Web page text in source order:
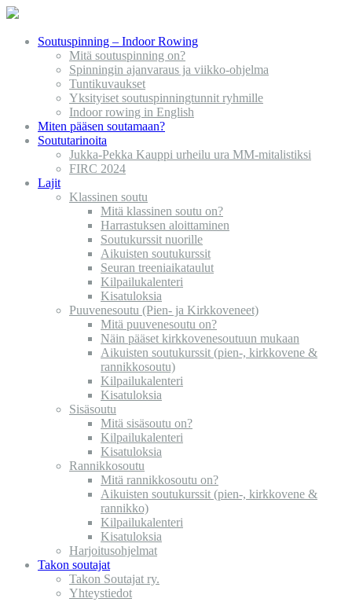
Soutuspinning – Indoor Rowing
Mitä soutuspinning on?
Spinningin ajanvaraus ja viikko-ohjelma
Tuntikuvaukset
Yksityiset soutuspinningtunnit ryhmille
Indoor rowing in English
Miten pääsen soutamaan?
Soututarinoita
Jukka-Pekka Kauppi urheilu ura MM-mitalistiksi
FIRC 2024
Lajit
Klassinen soutu
Mitä klassinen soutu on?
Harrastuksen aloittaminen
Soutukurssit nuorille
Aikuisten soutukurssit
Seuran treeniaikataulut
Kilpailukalenteri
Kisatuloksia
Puuvenesoutu (Pien- ja Kirkkoveneet)
Mitä puuvenesoutu on?
Näin pääset kirkkovenesoutuun mukaan
Aikuisten soutukurssit (pien-, kirkkovene &
rannikkosoutu)
Kilpailukalenteri
Kisatuloksia
Sisäsoutu
Mitä sisäsoutu on?
Kilpailukalenteri
Kisatuloksia
Rannikkosoutu
Mitä rannikkosoutu on?
Aikuisten soutukurssit (pien-, kirkkovene &
rannikko)
Kilpailukalenteri
Kisatuloksia
Harjoitusohjelmat
Takon soutajat
Takon Soutajat ry.
Yhteystiedot